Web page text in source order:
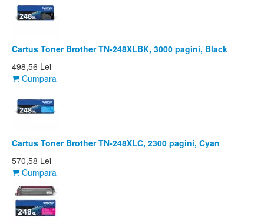
Cartus Toner Brother TN-248XLBK, 3000 pagini, Black
498,56 Lei
Cumpara
Cartus Toner Brother TN-248XLC, 2300 pagini, Cyan
570,58 Lei
Cumpara